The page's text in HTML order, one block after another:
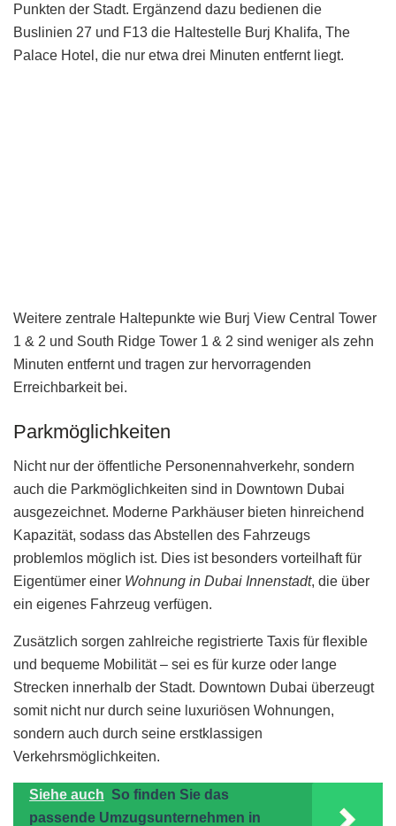
Punkten der Stadt. Ergänzend dazu bedienen die
Buslinien 27 und F13 die Haltestelle Burj Khalifa, The
Palace Hotel, die nur etwa drei Minuten entfernt liegt.
Weitere zentrale Haltepunkte wie Burj View Central Tower
1 & 2 und South Ridge Tower 1 & 2 sind weniger als zehn
Minuten entfernt und tragen zur hervorragenden
Erreichbarkeit bei.
Parkmöglichkeiten
Nicht nur der öffentliche Personennahverkehr, sondern
auch die Parkmöglichkeiten sind in Downtown Dubai
ausgezeichnet. Moderne Parkhäuser bieten hinreichend
Kapazität, sodass das Abstellen des Fahrzeugs
problemlos möglich ist. Dies ist besonders vorteilhaft für
Eigentümer einer Wohnung in Dubai Innenstadt, die über
ein eigenes Fahrzeug verfügen.
Zusätzlich sorgen zahlreiche registrierte Taxis für flexible
und bequeme Mobilität – sei es für kurze oder lange
Strecken innerhalb der Stadt. Downtown Dubai überzeugt
somit nicht nur durch seine luxuriösen Wohnungen,
sondern auch durch seine erstklassigen
Verkehrsmöglichkeiten.
Siehe auch So finden Sie das
passende Umzugsunternehmen in